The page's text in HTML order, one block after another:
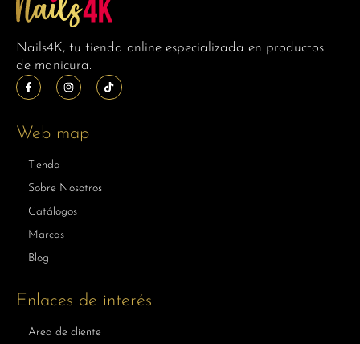
Nails4K, tu tienda online especializada en productos
de manicura.
Web map
Tienda
Sobre Nosotros
Catálogos
Marcas
Blog
Enlaces de interés
Area de cliente